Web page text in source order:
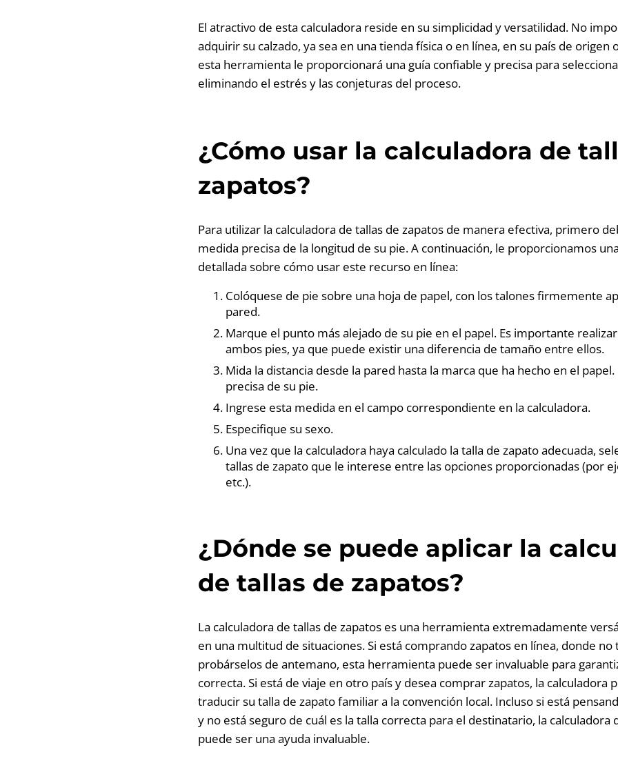
El atractivo de esta calculadora reside en su simplicidad y versatilidad. No
adquirir su calzado, ya sea en una tienda física o en línea, en su país de origen
esta herramienta le proporcionará una guía confiable y precisa para
eliminando el estrés y las conjeturas del proceso.
¿Cómo usar la calculadora de
zapatos?
Para utilizar la calculadora de tallas de zapatos de manera efectiva, primero
medida precisa de la longitud de su pie. A continuación, le proporcionamos
detallada sobre cómo usar este recurso en línea:
Colóquese de pie sobre una hoja de papel, con los talones firmemente
pared.
Marque el punto más alejado de su pie en el papel. Es importante
ambos pies, ya que puede existir una diferencia de tamaño entre ellos.
Mida la distancia desde la pared hasta la marca que ha hecho en el
precisa de su pie.
Ingrese esta medida en el campo correspondiente en la calculadora.
Especifique su sexo.
Una vez que la calculadora haya calculado la talla de zapato adecuada,
tallas de zapato que le interese entre las opciones proporcionadas (por
etc.).
¿Dónde se puede aplicar la
de tallas de zapatos?
La calculadora de tallas de zapatos es una herramienta extremadamente
en una multitud de situaciones. Si está comprando zapatos en línea, donde no
probárselos de antemano, esta herramienta puede ser invaluable para
correcta. Si está de viaje en otro país y desea comprar zapatos, la calculadora
traducir su talla de zapato familiar a la convención local. Incluso si está
y no está seguro de cuál es la talla correcta para el destinatario, la calculadora
puede ser una ayuda invaluable.